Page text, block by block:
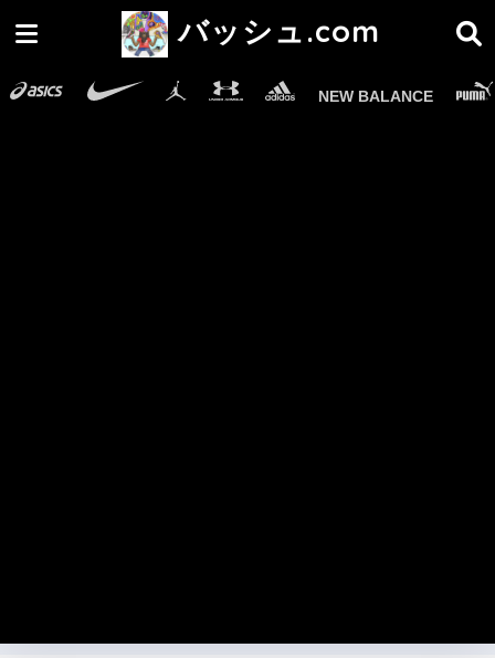
バッシュ.com
NEW BALANCE